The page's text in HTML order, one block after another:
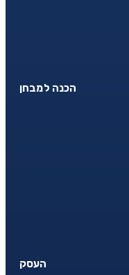
הכנה למבחן
העסק